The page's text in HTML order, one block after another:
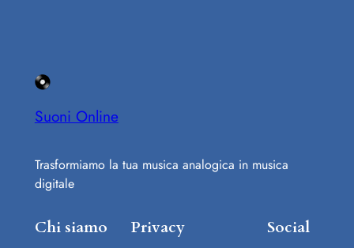
Suoni Online
Trasformiamo la tua musica analogica in musica
digitale
Chi siamo Privacy Social